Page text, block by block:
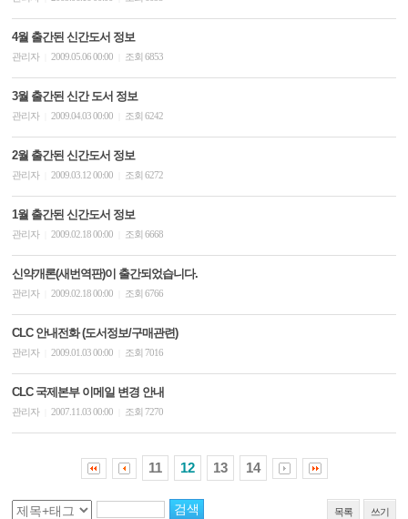
4월 출간된 신간도서 정보
관리자 2009.05.06 00:00 조회 6853
3월 출간된 신간 도서 정보
관리자 2009.04.03 00:00 조회 6242
2월 출간된 신간도서 정보
관리자 2009.03.12 00:00 조회 6272
1월 출간된 신간도서 정보
관리자 2009.02.18 00:00 조회 6668
신약개론(새번역판)이 출간되었습니다.
관리자 2009.02.18 00:00 조회 6766
CLC 안내전화 (도서정보/구매관련)
관리자 2009.01.03 00:00 조회 7016
CLC 국제본부 이메일 변경 안내
관리자 2007.11.03 00:00 조회 7270
11 12 13 14
목록 쓰기